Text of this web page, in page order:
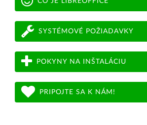
SYSTÉMOVÉ POŽIADAVKY
POKYNY NA INŠTALÁCIU
PRIPOJTE SA K NÁM!